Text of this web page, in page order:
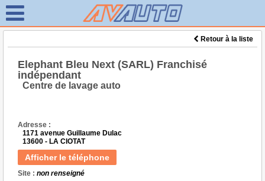
Retour à la liste
Elephant Bleu Next (SARL) Franchisé
indépendant
Centre de lavage auto
Adresse :
1171 avenue Guillaume Dulac
13600 - LA CIOTAT
Afficher le téléphone
Site : non renseigné